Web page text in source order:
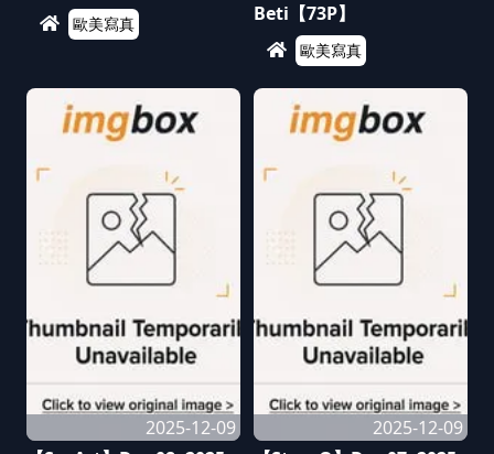
歐美寫真
Beti【73P】
歐美寫真
2025-12-09
2025-12-09